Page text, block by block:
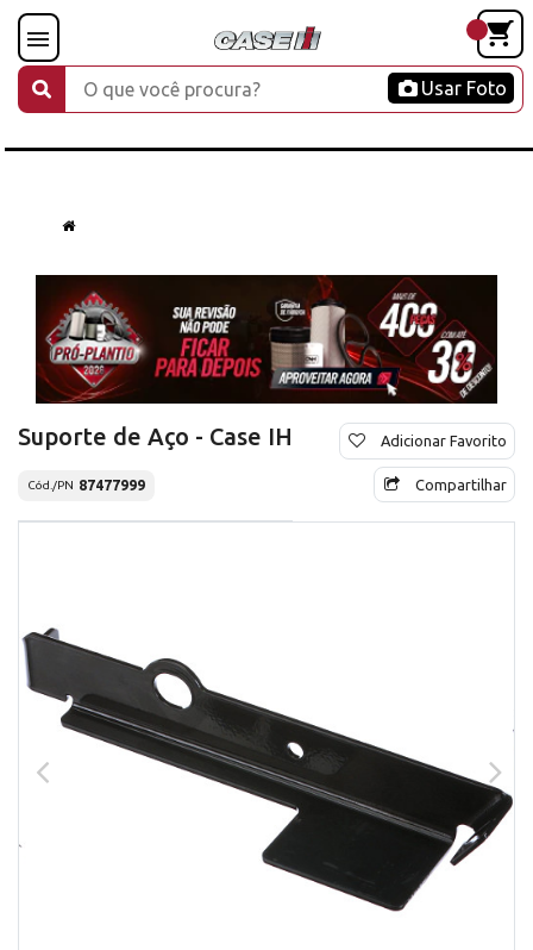
Usar Foto
Suporte de Aço - Case IH
Cód./PN 87477999
Adicionar Favorito
Compartilhar